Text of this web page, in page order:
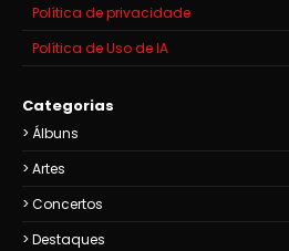
Política de privacidade
Política de Uso de IA
Categorias
Álbuns
Artes
Concertos
Destaques